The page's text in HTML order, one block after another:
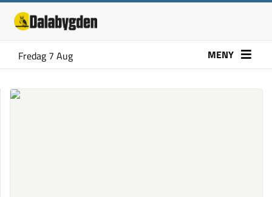
Fredag 7 Aug MENY